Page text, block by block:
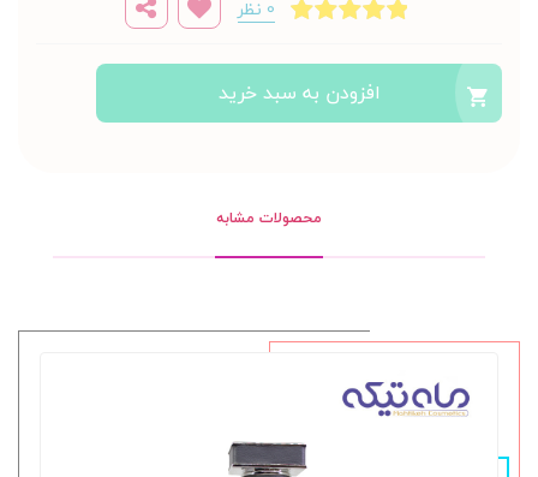
0 نظر
افزودن به سبد خرید
محصولات مشابه